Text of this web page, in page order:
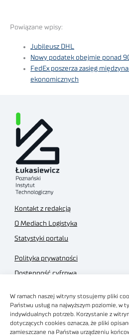
W ramach naszej witryny stosujemy pliki
Państwu usług na najwyższym poziomie, w
indywidualnych potrzeb. Korzystanie z
dotyczących cookies oznacza, że pliki
zamieszczane na Państwa urządzeniu
Powiązane wpisy:
Jubileusz DHL
Nowy podatek obejmie ponad
FedEx poszerza zasięg
ekonomicznych
Kontakt z redakcją
O Mediach Logistyka
Statystyki portalu
Polityka prywatności
Dostępność cyfrowa
Regulamin sklepu